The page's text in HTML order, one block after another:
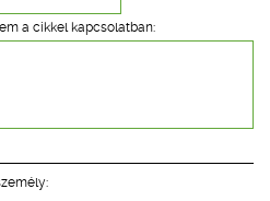
SEGÉDLETEK
a cikkel kapcsolatban: